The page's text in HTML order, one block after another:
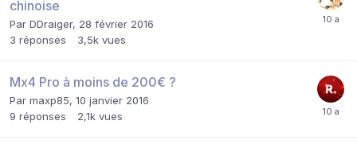
chinoise
Par DDraiger, 28 février 2016
3 réponses 3,5k vues
Mx4 Pro à moins de 200€ ?
Par maxp85, 10 janvier 2016
9 réponses 2,1k vues